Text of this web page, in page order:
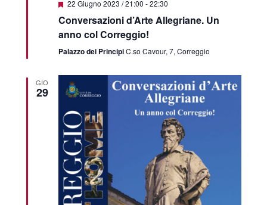
Featured
22 Giugno 2023 / 21:00 -22:30
Conversazioni d’Arte Allegriane. Un
anno col Correggio!
Palazzo dei PrincipiC.so Cavour, 7, Correggio
GIO
29